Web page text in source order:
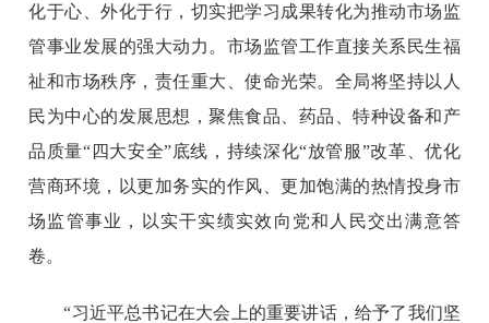
化于心、外化于行，切实把学习成果转化为推动市场监
管事业发展的强大动力。市场监管工作直接关系民生福
祉和市场秩序，责任重大、使命光荣。全局将坚持以人
民为中心的发展思想，聚焦食品、药品、特种设备和产
品质量“四大安全”底线，持续深化“放管服”改革、优化
营商环境，以更加务实的作风、更加饱满的热情投身市
场监管事业，以实干实绩实效向党和人民交出满意答
卷。
“习近平总书记在大会上的重要讲话，给予了我们坚